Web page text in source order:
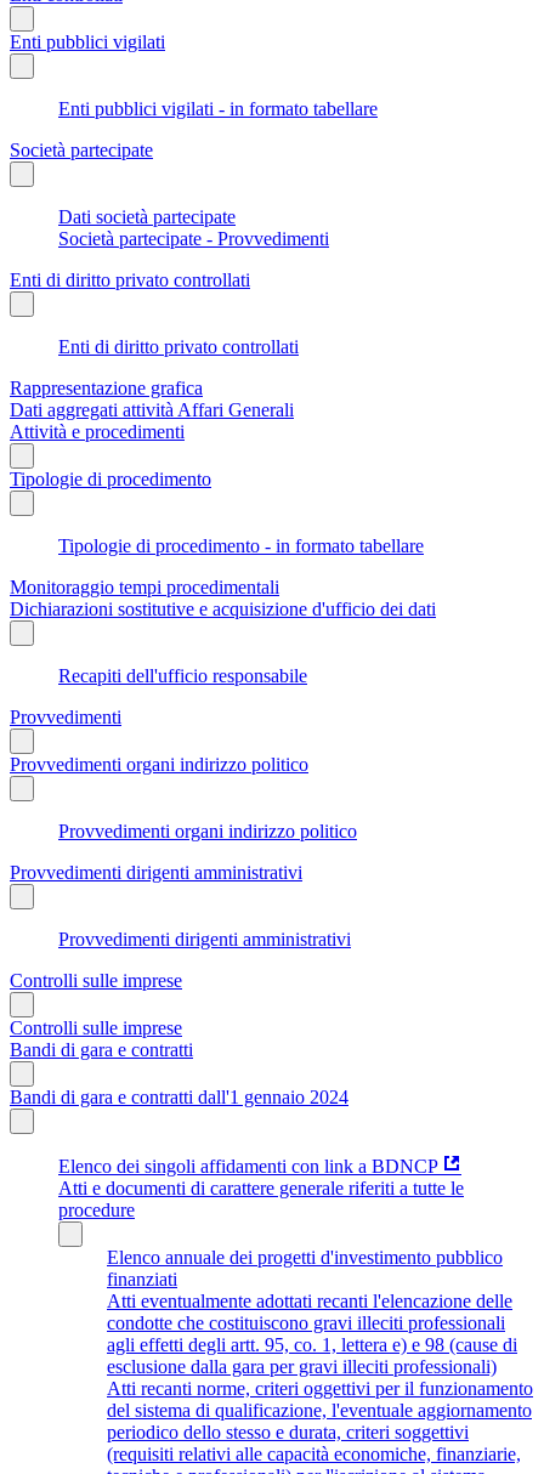
Enti pubblici vigilati
Enti pubblici vigilati - in formato tabellare
Società partecipate
Dati società partecipate
Società partecipate - Provvedimenti
Enti di diritto privato controllati
Enti di diritto privato controllati
Rappresentazione grafica
Dati aggregati attività Affari Generali
Attività e procedimenti
Tipologie di procedimento
Tipologie di procedimento - in formato tabellare
Monitoraggio tempi procedimentali
Dichiarazioni sostitutive e acquisizione d'ufficio dei dati
Recapiti dell'ufficio responsabile
Provvedimenti
Provvedimenti organi indirizzo politico
Provvedimenti organi indirizzo politico
Provvedimenti dirigenti amministrativi
Provvedimenti dirigenti amministrativi
Controlli sulle imprese
Controlli sulle imprese
Bandi di gara e contratti
Bandi di gara e contratti dall'1 gennaio 2024
Elenco dei singoli affidamenti con link a BDNCP
Atti e documenti di carattere generale riferiti a tutte le
procedure
Elenco annuale dei progetti d'investimento pubblico
finanziati
Atti eventualmente adottati recanti l'elencazione delle
condotte che costituiscono gravi illeciti professionali
agli effetti degli artt. 95, co. 1, lettera e) e 98 (cause di
esclusione dalla gara per gravi illeciti professionali)
Atti recanti norme, criteri oggettivi per il funzionamento
del sistema di qualificazione, l'eventuale aggiornamento
periodico dello stesso e durata, criteri soggettivi
(requisiti relativi alle capacità economiche, finanziarie,